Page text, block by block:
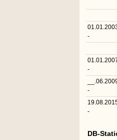
-
-
-
-
DB-